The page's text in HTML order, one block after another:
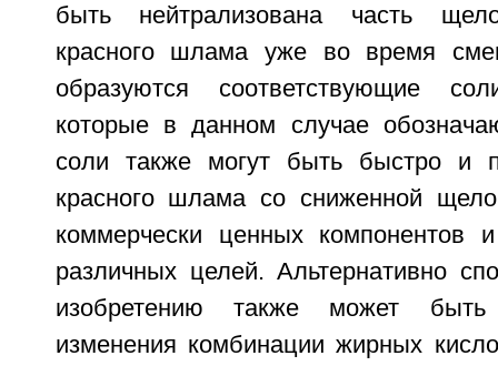
быть нейтрализована часть
красного шлама уже во время
образуются соответствующие
которые в данном случае
соли также могут быть быстро и
красного шлама со сниженной
коммерчески ценных компонентов
различных целей. Альтернативно
изобретению также может быть
изменения комбинации жирных